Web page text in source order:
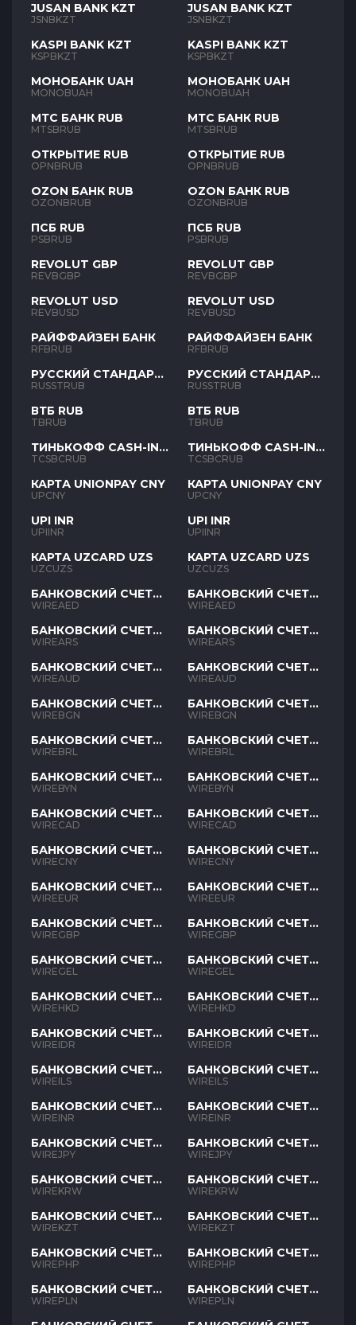
JUSAN BANK KZT
JSNBKZT
KASPI BANK KZT
KSPBKZT
МОНОБАНК UAH
MONOBUAH
МТС БАНК RUB
MTSBRUB
ОТКРЫТИЕ RUB
OPNBRUB
OZON БАНК RUB
OZONBRUB
ПСБ RUB
PSBRUB
REVOLUT GBP
REVBGBP
REVOLUT USD
REVBUSD
РАЙФФАЙЗЕН БАНК
RFBRUB
РУССКИЙ СТАНДАРТ
RUB
RUSSTRUB
ВТБ RUB
TBRUB
ТИНЬКОФФ CASH-IN
RUB
TCSBCRUB
КАРТА UNIONPAY CNY
UPCNY
UPI INR
UPIINR
КАРТА UZCARD UZS
UZCUZS
БАНКОВСКИЙ СЧЕТ
AED
WIREAED
БАНКОВСКИЙ СЧЕТ
ARS
WIREARS
БАНКОВСКИЙ СЧЕТ
AUD
WIREAUD
БАНКОВСКИЙ СЧЕТ
BGN
WIREBGN
БАНКОВСКИЙ СЧЕТ
BRL
WIREBRL
БАНКОВСКИЙ СЧЕТ
BYN
WIREBYN
БАНКОВСКИЙ СЧЕТ
CAD
WIRECAD
БАНКОВСКИЙ СЧЕТ
CNY
WIRECNY
БАНКОВСКИЙ СЧЕТ
EUR
WIREEUR
БАНКОВСКИЙ СЧЕТ
GBP
WIREGBP
БАНКОВСКИЙ СЧЕТ
GEL
WIREGEL
БАНКОВСКИЙ СЧЕТ
HKD
WIREHKD
БАНКОВСКИЙ СЧЕТ
IDR
WIREIDR
БАНКОВСКИЙ СЧЕТ
ILS
WIREILS
БАНКОВСКИЙ СЧЕТ
INR
WIREINR
БАНКОВСКИЙ СЧЕТ
JPY
WIREJPY
БАНКОВСКИЙ СЧЕТ
KRW
WIREKRW
БАНКОВСКИЙ СЧЕТ
KZT
WIREKZT
БАНКОВСКИЙ СЧЕТ
PHP
WIREPHP
БАНКОВСКИЙ СЧЕТ
PLN
WIREPLN
JUSAN BANK KZT
JSNBKZT
KASPI BANK KZT
KSPBKZT
МОНОБАНК UAH
MONOBUAH
МТС БАНК RUB
MTSBRUB
ОТКРЫТИЕ RUB
OPNBRUB
OZON БАНК RUB
OZONBRUB
ПСБ RUB
PSBRUB
REVOLUT GBP
REVBGBP
REVOLUT USD
REVBUSD
РАЙФФАЙЗЕН БАНК
RFBRUB
РУССКИЙ СТАНДАРТ
RUB
RUSSTRUB
ВТБ RUB
TBRUB
ТИНЬКОФФ CASH-IN
RUB
TCSBCRUB
КАРТА UNIONPAY CNY
UPCNY
UPI INR
UPIINR
КАРТА UZCARD UZS
UZCUZS
БАНКОВСКИЙ СЧЕТ
AED
WIREAED
БАНКОВСКИЙ СЧЕТ
ARS
WIREARS
БАНКОВСКИЙ СЧЕТ
AUD
WIREAUD
БАНКОВСКИЙ СЧЕТ
BGN
WIREBGN
БАНКОВСКИЙ СЧЕТ
BRL
WIREBRL
БАНКОВСКИЙ СЧЕТ
BYN
WIREBYN
БАНКОВСКИЙ СЧЕТ
CAD
WIRECAD
БАНКОВСКИЙ СЧЕТ
CNY
WIRECNY
БАНКОВСКИЙ СЧЕТ
EUR
WIREEUR
БАНКОВСКИЙ СЧЕТ
GBP
WIREGBP
БАНКОВСКИЙ СЧЕТ
GEL
WIREGEL
БАНКОВСКИЙ СЧЕТ
HKD
WIREHKD
БАНКОВСКИЙ СЧЕТ
IDR
WIREIDR
БАНКОВСКИЙ СЧЕТ
ILS
WIREILS
БАНКОВСКИЙ СЧЕТ
INR
WIREINR
БАНКОВСКИЙ СЧЕТ
JPY
WIREJPY
БАНКОВСКИЙ СЧЕТ
KRW
WIREKRW
БАНКОВСКИЙ СЧЕТ
KZT
WIREKZT
БАНКОВСКИЙ СЧЕТ
PHP
WIREPHP
БАНКОВСКИЙ СЧЕТ
PLN
WIREPLN